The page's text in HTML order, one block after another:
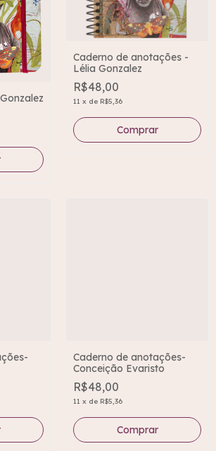
Caderno de anotações -
Lélia Gonzalez
R$48,00
11 x de R$5,36
Caderno de anotações-
Conceição Evaristo
R$48,00
11 x de R$5,36